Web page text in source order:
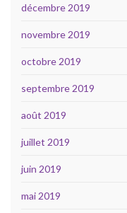
décembre 2019
novembre 2019
octobre 2019
septembre 2019
août 2019
juillet 2019
juin 2019
mai 2019